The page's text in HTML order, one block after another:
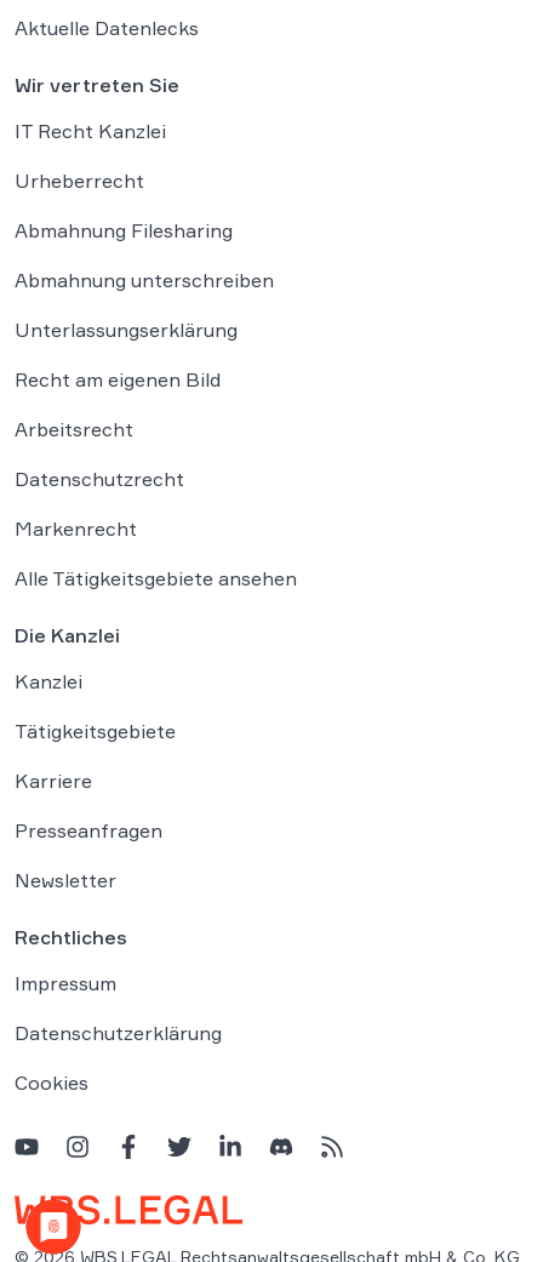
Aktuelle Datenlecks
Wir vertreten Sie
IT Recht Kanzlei
Urheberrecht
Abmahnung Filesharing
Abmahnung unterschreiben
Unterlassungserklärung
Recht am eigenen Bild
Arbeitsrecht
Datenschutzrecht
Markenrecht
Alle Tätigkeitsgebiete ansehen
Die Kanzlei
Kanzlei
Tätigkeitsgebiete
Karriere
Presseanfragen
Newsletter
Rechtliches
Impressum
Datenschutzerklärung
Cookies
© 2026 WBS.LEGAL Rechtsanwaltsgesellschaft mbH & Co. KG